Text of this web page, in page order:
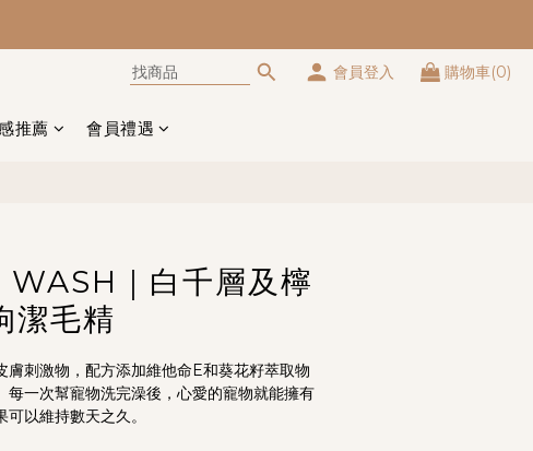
會員登入 購物車(0)
推薦 會員禮遇
｜白千層及檸
潔毛精
膚刺激物，配方添加維他命E和葵花籽萃取物
每一次幫寵物洗完澡後，心愛的寵物就能擁有
以維持數天之久。
立即購買